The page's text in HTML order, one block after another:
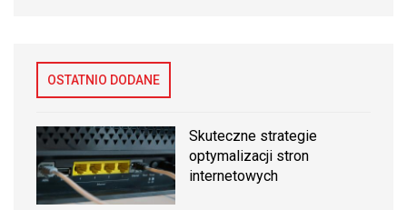
OSTATNIO DODANE
Skuteczne strategie
optymalizacji stron
internetowych